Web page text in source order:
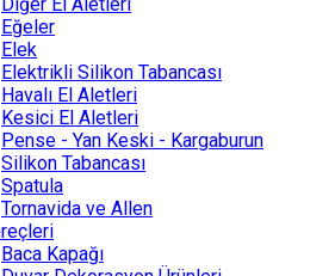
Eğeler
Elek
Elektrikli Silikon Tabancası
Havalı El Aletleri
Kesici El Aletleri
Pense - Yan Keski - Kargaburun
Silikon Tabancası
Spatula
Tornavida ve Allen
Baca Kapağı